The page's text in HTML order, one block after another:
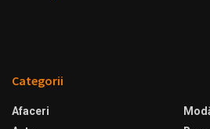
Categorii
Afaceri